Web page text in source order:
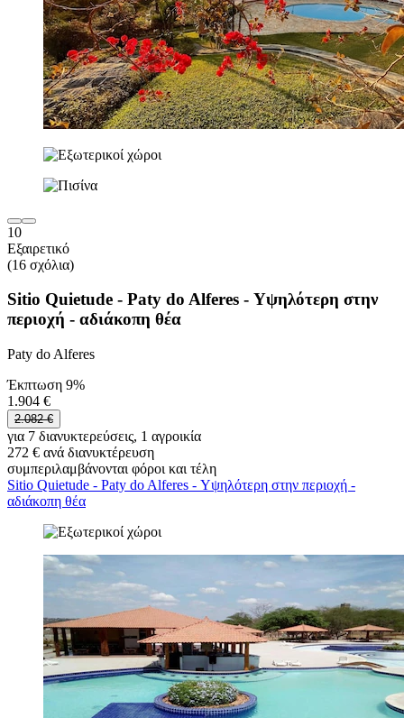
10
Εξαιρετικό
(16 σχόλια)
Sitio Quietude - Paty do Alferes - Υψηλότερη στην
περιοχή - αδιάκοπη θέα
Paty do Alferes
Έκπτωση 9%
1.904 €
2.082 €
για 7 διανυκτερεύσεις, 1 αγροικία
272 € ανά διανυκτέρευση
συμπεριλαμβάνονται φόροι και τέλη
Sitio Quietude - Paty do Alferes - Υψηλότερη στην περιοχή -
αδιάκοπη θέα